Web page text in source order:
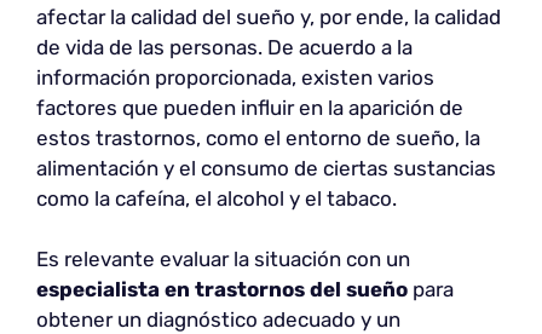
afectar la calidad del sueño y, por ende, la calidad
de vida de las personas. De acuerdo a la
información proporcionada, existen varios
factores que pueden influir en la aparición de
estos trastornos, como el entorno de sueño, la
alimentación y el consumo de ciertas sustancias
como la cafeína, el alcohol y el tabaco.
Es relevante evaluar la situación con un
especialista en trastornos del sueño para
obtener un diagnóstico adecuado y un